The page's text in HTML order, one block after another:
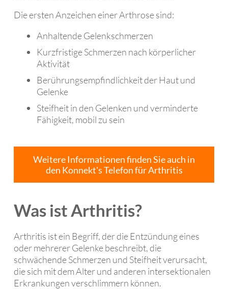
Die ersten Anzeichen einer Arthrose sind:
Anhaltende Gelenkschmerzen
Kurzfristige Schmerzen nach körperlicher
Aktivität
Berührungsempfindlichkeit der Haut und
Gelenke
Steifheit in den Gelenken und verminderte
Fähigkeit, mobil zu sein
Weitere Informationen finden Sie auch in
den Konnekt's Telefon für Arthritis
Was ist Arthritis?
Arthritis ist ein Begriff, der die Entzündung eines
oder mehrerer Gelenke beschreibt, die
schwächende Schmerzen und Steifheit verursacht,
die sich mit dem Alter und anderen intersektionalen
Erkrankungen verschlimmern können.